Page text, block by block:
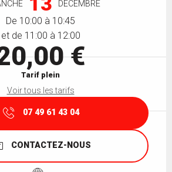
DÉCEMBRE
De 10:00 à 10:45
et de 11:00 à 12:00
€
Tarif plein
Voir tous les tarifs
07 49 61 43 04
CONTACTEZ-NOUS